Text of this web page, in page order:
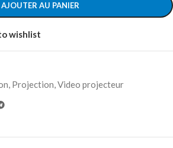
AJOUTER AU PANIER
wishlist
, Projection,Video projecteur